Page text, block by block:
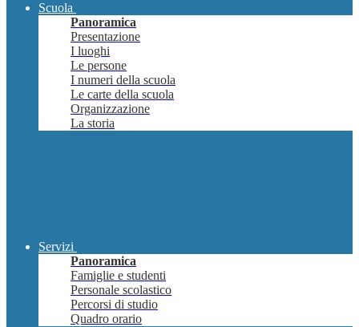
Scuola
Panoramica
Presentazione
I luoghi
Le persone
I numeri della scuola
Le carte della scuola
Organizzazione
La storia
Servizi
Panoramica
Famiglie e studenti
Personale scolastico
Percorsi di studio
Quadro orario